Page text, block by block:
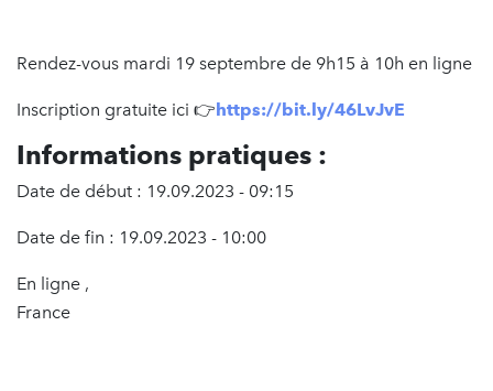
Rendez-vous mardi 19 septembre de 9h15 à 10h en ligne
Inscription gratuite ici 👉https://bit.ly/46LvJvE
Informations pratiques :
Date de début : 19.09.2023 - 09:15
Date de fin : 19.09.2023 - 10:00
En ligne ,
France